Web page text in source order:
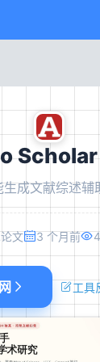
Scholar
生成文献综述辅
文 3 个月前
工具